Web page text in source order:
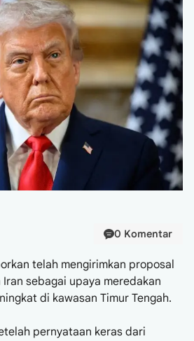
0 Komentar
telah mengirimkan proposal
sebagai upaya meredakan
di kawasan Timur Tengah.
pernyataan keras dari